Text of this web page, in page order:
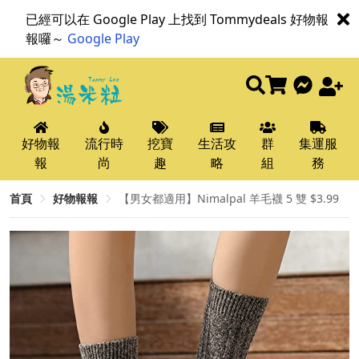
已經可以在 Google Play 上找到 Tommydeals 好物報
報囉～ Google Play
好物報
報
流行時
尚
挖寶
趣
生活攻
略
群
組
集運服
務
首頁 好物報報 【男女都適用】Nimalpal 羊毛襪 5 雙 $3.99